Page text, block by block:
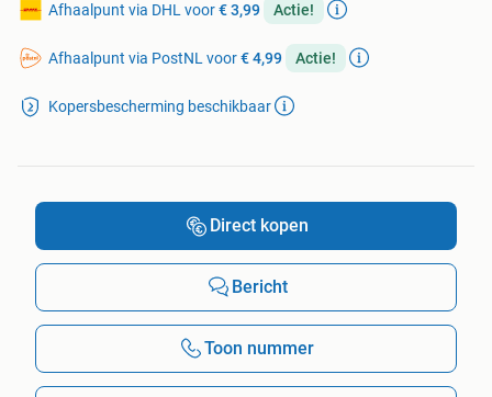
Afhaalpunt via DHL voor€ 3,99 Actie!
Afhaalpunt via PostNL voor€ 4,99 Actie!
Kopersbescherming beschikbaar
Direct kopen
Bericht
Toon nummer